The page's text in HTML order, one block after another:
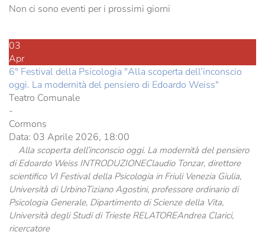
Non ci sono eventi per i prossimi giorni
03
Apr
6° Festival della Psicologia "Alla scoperta dell’inconscio
oggi. La modernità del pensiero di Edoardo Weiss"
Teatro Comunale
-
Cormons
Data: 03 Aprile 2026, 18:00
Alla scoperta dell’inconscio oggi. La modernità del pensiero
di Edoardo Weiss INTRODUZIONEClaudio Tonzar, direttore
scientifico VI Festival della Psicologia in Friuli Venezia Giulia,
Università di UrbinoTiziano Agostini, professore ordinario di
Psicologia Generale, Dipartimento di Scienze della Vita,
Università degli Studi di Trieste RELATOREAndrea Clarici,
ricercatore